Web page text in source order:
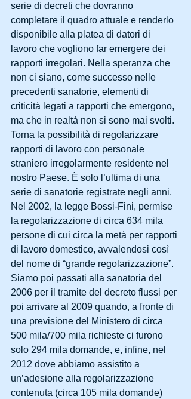
serie di decreti che dovranno
completare il quadro attuale e renderlo
disponibile alla platea di datori di
lavoro che vogliono far emergere dei
rapporti irregolari. Nella speranza che
non ci siano, come successo nelle
precedenti sanatorie, elementi di
criticità legati a rapporti che emergono,
ma che in realtà non si sono mai svolti.
Torna la possibilità di regolarizzare
rapporti di lavoro con personale
straniero irregolarmente residente nel
nostro Paese. È solo l’ultima di una
serie di sanatorie registrate negli anni.
Nel 2002, la legge Bossi-Fini, permise
la regolarizzazione di circa 634 mila
persone di cui circa la metà per rapporti
di lavoro domestico, avvalendosi così
del nome di “grande regolarizzazione”.
Siamo poi passati alla sanatoria del
2006 per il tramite del decreto flussi per
poi arrivare al 2009 quando, a fronte di
una previsione del Ministero di circa
500 mila/700 mila richieste ci furono
solo 294 mila domande, e, infine, nel
2012 dove abbiamo assistito a
un’adesione alla regolarizzazione
contenuta (circa 105 mila domande)